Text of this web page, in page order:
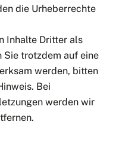
die Urheberrechte
Inhalte Dritter als
Sie trotzdem auf eine
werden, bitten
Bei
werden wir